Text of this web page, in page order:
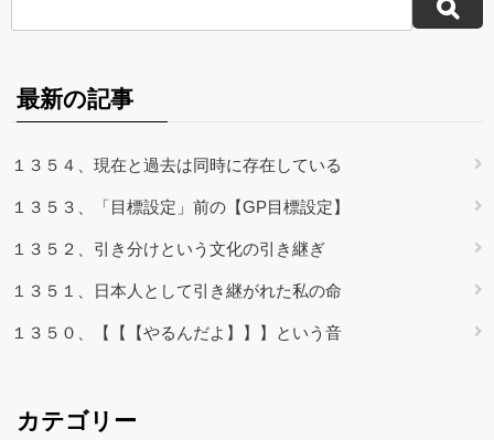
最新の記事
１３５４、現在と過去は同時に存在している
１３５３、「目標設定」前の【GP目標設定】
１３５２、引き分けという文化の引き継ぎ
１３５１、日本人として引き継がれた私の命
１３５０、【【【やるんだよ】】】という音
カテゴリー